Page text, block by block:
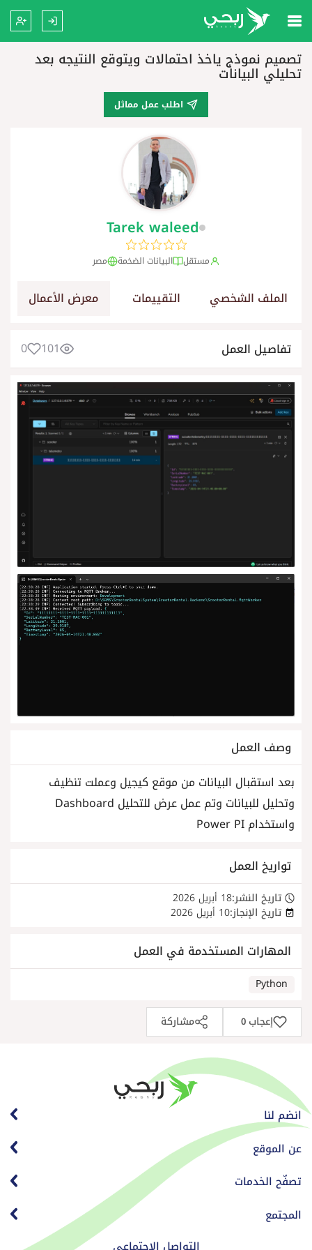
تصميم نموذج ياخذ احتمالات ويتوقع النتيجه بعد
تحليلي البيانات
اطلب عمل مماثل
Tarek waleed
مستقل البيانات الضخمة مصر
الملف الشخصي التقييمات معرض الأعمال
تفاصيل العمل 101
0
وصف العمل
بعد استقبال البيانات من موقع كيجيل وعملت تنظيف
وتحليل للبيانات وتم عمل عرض للتحليل Dashboard
واستخدام Power PI
تواريخ العمل
تاريخ النشر:18 أبريل 2026
تاريخ الإنجاز:10 أبريل 2026
المهارات المستخدمة في العمل
Python
إعجاب 0 مشاركة
انضم لنا
عن الموقع
تصفّح الخدمات
المجتمع